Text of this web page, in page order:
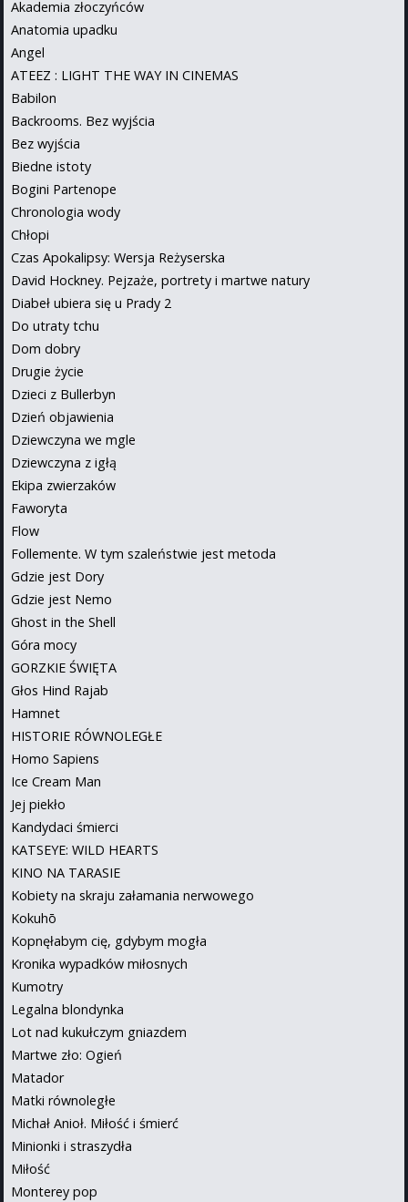
Akademia złoczyńców
Anatomia upadku
Angel
ATEEZ : LIGHT THE WAY IN CINEMAS
Babilon
Backrooms. Bez wyjścia
Bez wyjścia
Biedne istoty
Bogini Partenope
Chronologia wody
Chłopi
Czas Apokalipsy: Wersja Reżyserska
David Hockney. Pejzaże, portrety i martwe natury
Diabeł ubiera się u Prady 2
Do utraty tchu
Dom dobry
Drugie życie
Dzieci z Bullerbyn
Dzień objawienia
Dziewczyna we mgle
Dziewczyna z igłą
Ekipa zwierzaków
Faworyta
Flow
Follemente. W tym szaleństwie jest metoda
Gdzie jest Dory
Gdzie jest Nemo
Ghost in the Shell
Góra mocy
GORZKIE ŚWIĘTA
Głos Hind Rajab
Hamnet
HISTORIE RÓWNOLEGŁE
Homo Sapiens
Ice Cream Man
Jej piekło
Kandydaci śmierci
KATSEYE: WILD HEARTS
KINO NA TARASIE
Kobiety na skraju załamania nerwowego
Kokuhō
Kopnęłabym cię, gdybym mogła
Kronika wypadków miłosnych
Kumotry
Legalna blondynka
Lot nad kukułczym gniazdem
Martwe zło: Ogień
Matador
Matki równoległe
Michał Anioł. Miłość i śmierć
Minionki i straszydła
Miłość
Monterey pop